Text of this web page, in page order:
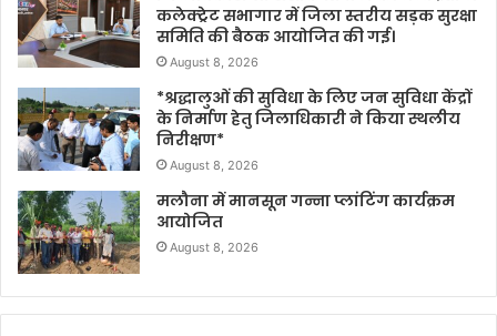
कलेक्ट्रेट सभागार में जिला स्तरीय सड़क सुरक्षा
समिति की बैठक आयोजित की गई।
August 8, 2026
*श्रद्धालुओं की सुविधा के लिए जन सुविधा केंद्रों
के निर्माण हेतु जिलाधिकारी ने किया स्थलीय
निरीक्षण*
August 8, 2026
मलौना में मानसून गन्ना प्लांटिंग कार्यक्रम
आयोजित
August 8, 2026